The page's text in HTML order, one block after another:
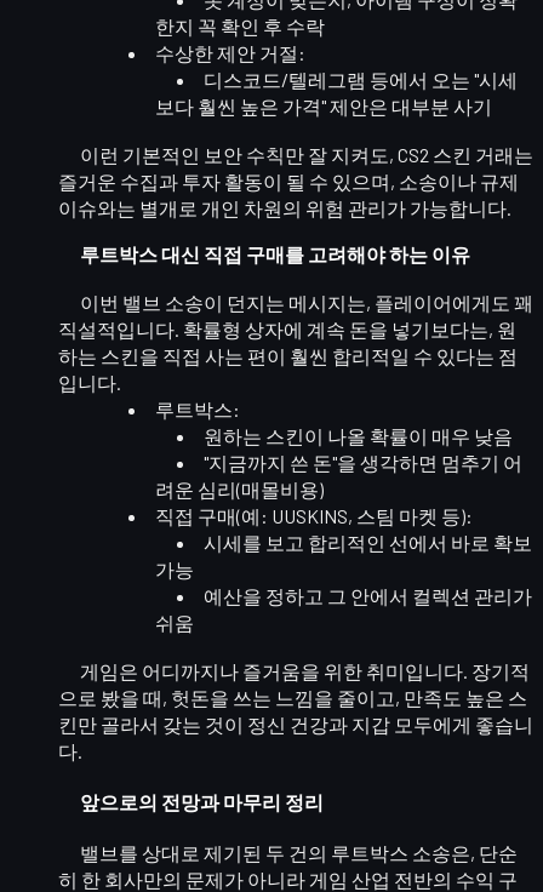
한지 꼭 확인 후 수락
수상한 제안 거절 :
디스코드/텔레그램 등에서 오는 "시세
보다 훨씬 높은 가격" 제안은 대부분 사기
이런 기본적인 보안 수칙만 잘 지켜도, CS2 스킨 거래는
즐거운 수집과 투자 활동이 될 수 있으며, 소송이나 규제
이슈와는 별개로 개인 차원의 위험 관리가 가능합니다.
루트박스 대신 직접 구매를 고려해야 하는 이유
이번 밸브 소송이 던지는 메시지는, 플레이어에게도 꽤
직설적입니다. 확률형 상자에 계속 돈을 넣기보다는, 원
하는 스킨을 직접 사는 편이 훨씬 합리적일 수 있다는 점
입니다.
루트박스:
원하는 스킨이 나올 확률이 매우 낮음
"지금까지 쓴 돈"을 생각하면 멈추기 어
려운 심리(매몰비용)
직접 구매(예: UUSKINS, 스팀 마켓 등):
시세를 보고 합리적인 선에서 바로 확보
가능
예산을 정하고 그 안에서 컬렉션 관리가
쉬움
게임은 어디까지나 즐거움을 위한 취미입니다. 장기적
으로 봤을 때, 헛돈을 쓰는 느낌을 줄이고, 만족도 높은 스
킨만 골라서 갖는 것이 정신 건강과 지갑 모두에게 좋습니
다.
앞으로의 전망과 마무리 정리
밸브를 상대로 제기된 두 건의 루트박스 소송은, 단순
히 한 회사만의 문제가 아니라 게임 산업 전반의 수익 구